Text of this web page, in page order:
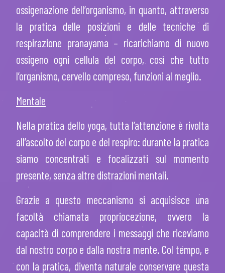
ossigenazione dell’organismo, in quanto, attraverso
la pratica delle posizioni e delle tecniche di
respirazione pranayama – ricarichiamo di nuovo
ossigeno ogni cellula del corpo, così che tutto
l’organismo, cervello compreso, funzioni al meglio.
Mentale
Nella pratica dello yoga, tutta l’attenzione è rivolta
all’ascolto del corpo e del respiro: durante la pratica
siamo concentrati e focalizzati sul momento
presente, senza altre distrazioni mentali.
Grazie a questo meccanismo si acquisisce una
facoltà chiamata propriocezione, ovvero la
capacità di comprendere i messaggi che riceviamo
dal nostro corpo e dalla nostra mente. Col tempo, e
con la pratica, diventa naturale conservare questa